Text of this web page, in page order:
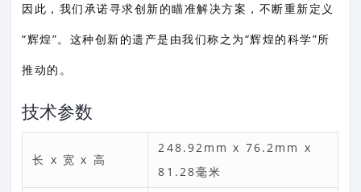
因此，我们承诺寻求创新的瞄准解决方案，不断重新定义
“辉煌”。这种创新的遗产是由我们称之为“辉煌的科学”所
推动的。
技术参数
长 x 宽 x 高
248.92mm x 76.2mm x
81.28毫米